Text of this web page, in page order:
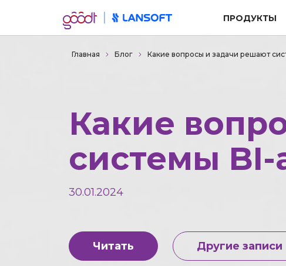
ПРОДУКТЫ
Главная Блог Какие вопросы и задачи решают
Какие
системы
30.01.2024
Читать Другие записи